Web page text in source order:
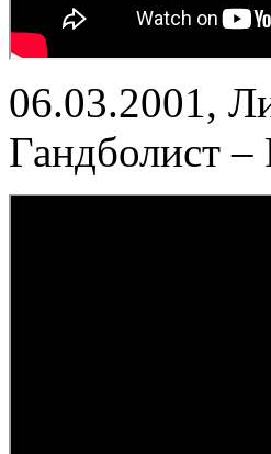
06.03.2001,
Гандболист –